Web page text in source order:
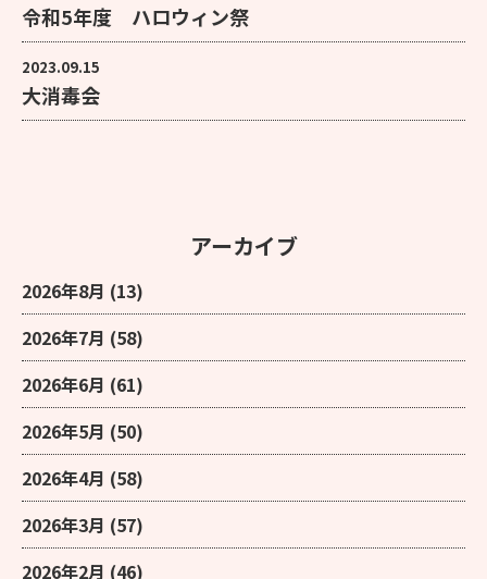
令和5年度 ハロウィン祭
2023.09.15
大消毒会
アーカイブ
2026年8月 (13)
2026年7月 (58)
2026年6月 (61)
2026年5月 (50)
2026年4月 (58)
2026年3月 (57)
2026年2月 (46)